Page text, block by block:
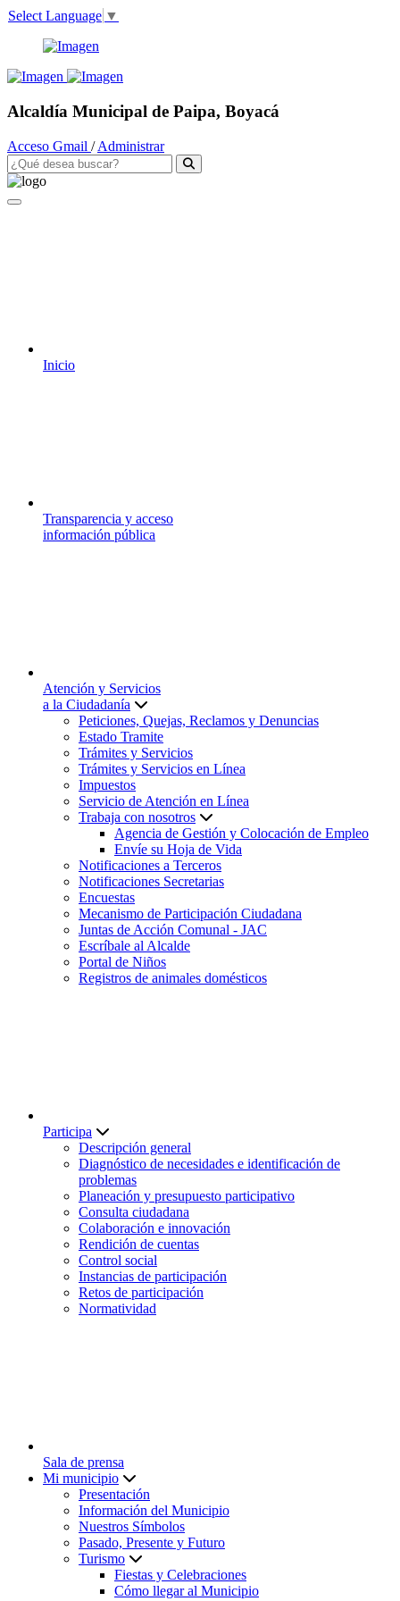
Select Language ▼
Alcaldía Municipal de Paipa, Boyacá
Acceso Gmail /Administrar
Inicio
Transparencia y acceso
información pública
Atención y Servicios
a la Ciudadanía
Peticiones, Quejas, Reclamos y Denuncias
Estado Tramite
Trámites y Servicios
Trámites y Servicios en Línea
Impuestos
Servicio de Atención en Línea
Trabaja con nosotros
Agencia de Gestión y Colocación de Empleo
Envíe su Hoja de Vida
Notificaciones a Terceros
Notificaciones Secretarias
Encuestas
Mecanismo de Participación Ciudadana
Juntas de Acción Comunal - JAC
Escríbale al Alcalde
Portal de Niños
Registros de animales domésticos
Participa
Descripción general
Diagnóstico de necesidades e identificación de
problemas
Planeación y presupuesto participativo
Consulta ciudadana
Colaboración e innovación
Rendición de cuentas
Control social
Instancias de participación
Retos de participación
Normatividad
Sala de prensa
Mi municipio
Presentación
Información del Municipio
Nuestros Símbolos
Pasado, Presente y Futuro
Turismo
Fiestas y Celebraciones
Cómo llegar al Municipio